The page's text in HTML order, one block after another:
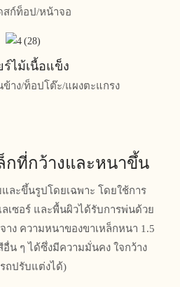
สก์ท็อป/หน้าจอ
ร์ไม้เนื้อแข็ง
าง/ท็อปโต๊ะ/แผงตะแกรง
กที่กว้างและหนาขึ้น
ละขึ้นรูปโดยเฉพาะ โดยใช้การ
เซอร์ และพื้นผิวได้รับการพ่นด้วย
ง ความหนาของขาเหล็กหนา 1.5
น ๆ ได้ซึ่งมีความมั่นคง ใจกว้าง
ถปรับแต่งได้)